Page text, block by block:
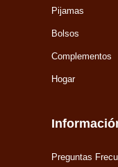
Pijamas
Bolsos
Complementos
Hogar
Preguntas